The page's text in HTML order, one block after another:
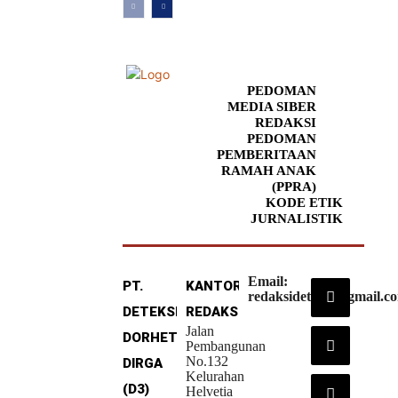
PEDOMAN
MEDIA SIBER
REDAKSI
PEDOMAN
PEMBERITAAN
RAMAH ANAK
(PPRA)
KODE ETIK
JURNALISTIK
PT.
DETEKSI
DORHETA
DIRGA
(D3)
KANTOR
REDAKSI
Jalan
Pembangunan
No.132
Kelurahan
Helvetia
Email: